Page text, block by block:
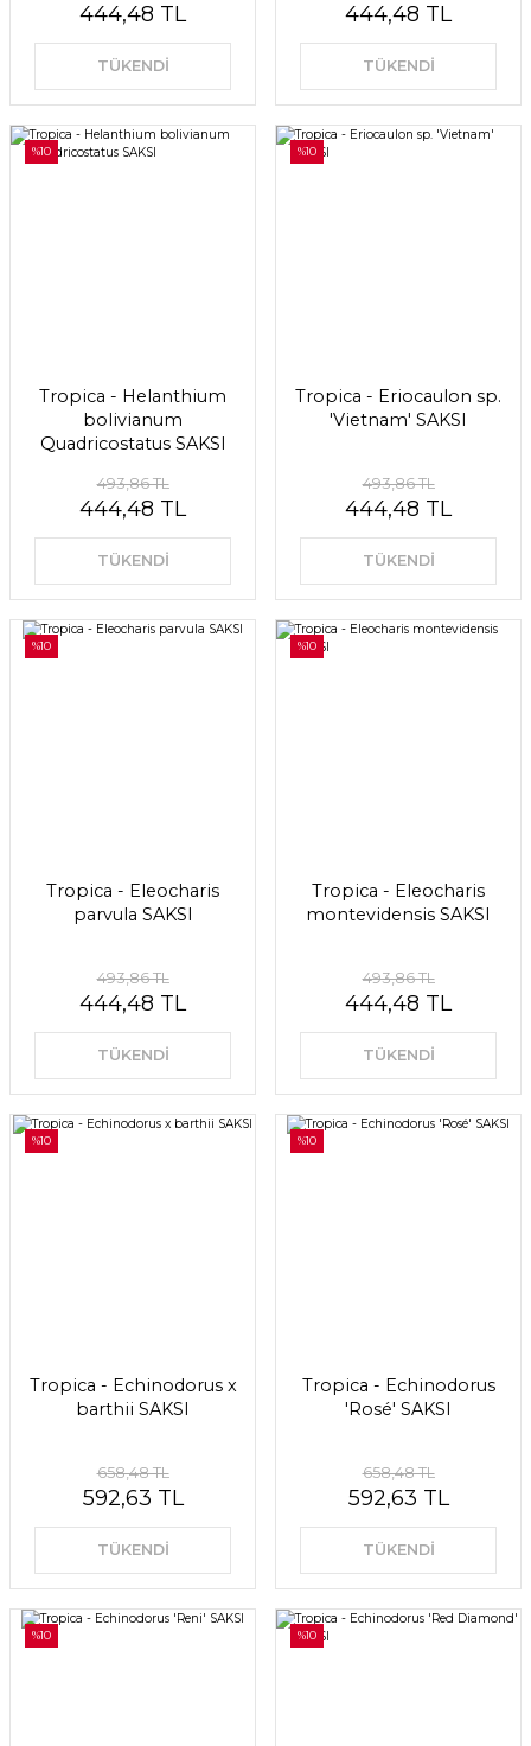
444,48 TL
TÜKENDİ
444,48 TL
TÜKENDİ
%10
Tropica - Helanthium
bolivianum
Quadricostatus SAKSI
493,86 TL
444,48 TL
TÜKENDİ
%10
Tropica - Eriocaulon sp.
'Vietnam' SAKSI
493,86 TL
444,48 TL
TÜKENDİ
%10
Tropica - Eleocharis
parvula SAKSI
493,86 TL
444,48 TL
TÜKENDİ
%10
Tropica - Eleocharis
montevidensis SAKSI
493,86 TL
444,48 TL
TÜKENDİ
%10
Tropica - Echinodorus x
barthii SAKSI
658,48 TL
592,63 TL
TÜKENDİ
%10
Tropica - Echinodorus
'Rosé' SAKSI
658,48 TL
592,63 TL
TÜKENDİ
%10 %10